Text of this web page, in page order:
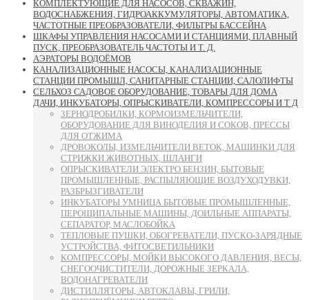
КОМПЛЕКТУЮЩИЕ ДЛЯ НАСОСОВ, СКВАЖИН,
ВОДОСНАБЖЕНИЯ, ГИДРОАККУМУЛЯТОРЫ, АВТОМАТИКА,
ЧАСТОТНЫЕ ПРЕОБРАЗОВАТЕЛИ, ФИЛЬТРЫ БАССЕЙНА
ШКАФЫ УПРАВЛЕНИЯ НАСОСАМИ И СТАНЦИЯМИ, ПЛАВНЫЙ
ПУСК, ПРЕОБРАЗОВАТЕЛЬ ЧАСТОТЫ И Т. Д.
АЭРАТОРЫ ВОДОЁМОВ
КАНАЛИЗАЦИОННЫЕ НАСОСЫ, КАНАЛИЗАЦИОННЫЕ
СТАНЦИИ ПРОМЫШЛ, САНИТАРНЫЕ СТАНЦИИ, САЛОЛИФТЫ
СЕЛЬХОЗ САДОВОЕ ОБОРУДОВАНИЕ, ТОВАРЫ ДЛЯ ДОМА
ДАЧИ, ИНКУБАТОРЫ, ОПРЫСКИВАТЕЛИ, КОМПРЕССОРЫ И Т Д
ЗЕРНОДРОБИЛКИ, КОРМОИЗМЕЛЬЧИТЕЛИ,
ОБОРУДОВАНИЕ ДЛЯ ВИНОДЕЛИЯ И СОКОВ, ПРЕССЫ
ДЛЯ ОТЖИМА
ДРОВОКОЛЫ, ИЗМЕЛЬЧИТЕЛИ ВЕТОК, МАШИНКИ ДЛЯ
СТРИЖКИ ЖИВОТНЫХ, ШЛАНГИ
ОПРЫСКИВАТЕЛИ ЭЛЕКТРО БЕНЗИН, БЫТОВЫЕ
ПРОМЫШЛЕННЫЕ, РАСПЫЛЯЮЩИЕ ВОЗДУХОДУВКИ,
РАЗБРЫЗГИВАТЕЛИ
ИНКУБАТОРЫ УМНИЦА БЫТОВЫЕ ПРОМЫШЛЕННЫЕ,
ПЕРОЩИПАЛЬНЫЕ МАШИНЫ, ДОИЛЬНЫЕ АППАРАТЫ,
СЕПАРАТОР, МАСЛОБОЙКА
ТЕПЛОВЫЕ ПУШКИ, ОБОГРЕВАТЕЛИ, ПУСКО-ЗАРЯДНЫЕ
УСТРОЙСТВА, ФИТОСВЕТИЛЬНИКИ
КОМПРЕССОРЫ, МОЙКИ ВЫСОКОГО ДАВЛЕНИЯ, ВЕСЫ,
СНЕГООЧИСТИТЕЛИ, ДОРОЖНЫЕ ЗЕРКАЛА,
ВОДОНАГРЕВАТЕЛИ
ДИСТИЛЛЯТОРЫ, АВТОКЛАВЫ, ГРИЛИ,